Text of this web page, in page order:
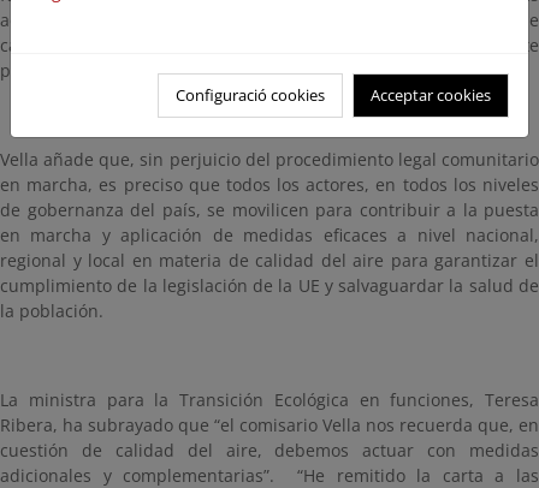
adicionales para hacer frente a las obligaciones en materia de
calidad del aire y alcanzar el cumplimiento de los valores límite
para el año 2020.
Vella añade que, sin perjuicio del procedimiento legal comunitario
en marcha, es preciso que todos los actores, en todos los niveles
de gobernanza del país, se movilicen para contribuir a la puesta
en marcha y aplicación de medidas eficaces a nivel nacional,
regional y local en materia de calidad del aire para garantizar el
cumplimiento de la legislación de la UE y salvaguardar la salud de
la población.
La ministra para la Transición Ecológica en funciones, Teresa
Ribera, ha subrayado que “el comisario Vella nos recuerda que, en
cuestión de calidad del aire, debemos actuar con medidas
adicionales y complementarias”. “He remitido la carta a las
Configuració cookies Acceptar cookies